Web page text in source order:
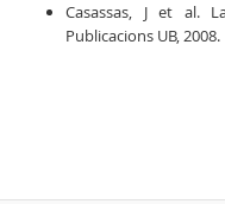
Casassas, J et al.
Publicacions UB, 2008.